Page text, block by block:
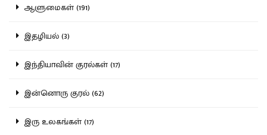
ஆளுமைகள் (191)
இதழியல் (3)
இந்தியாவின் குரல்கள் (17)
இன்னொரு குரல் (62)
இரு உலகங்கள் (17)